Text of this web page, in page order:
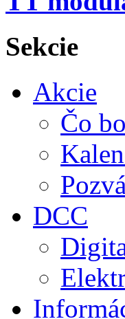
Sekcie
Akcie
Čo
DCC